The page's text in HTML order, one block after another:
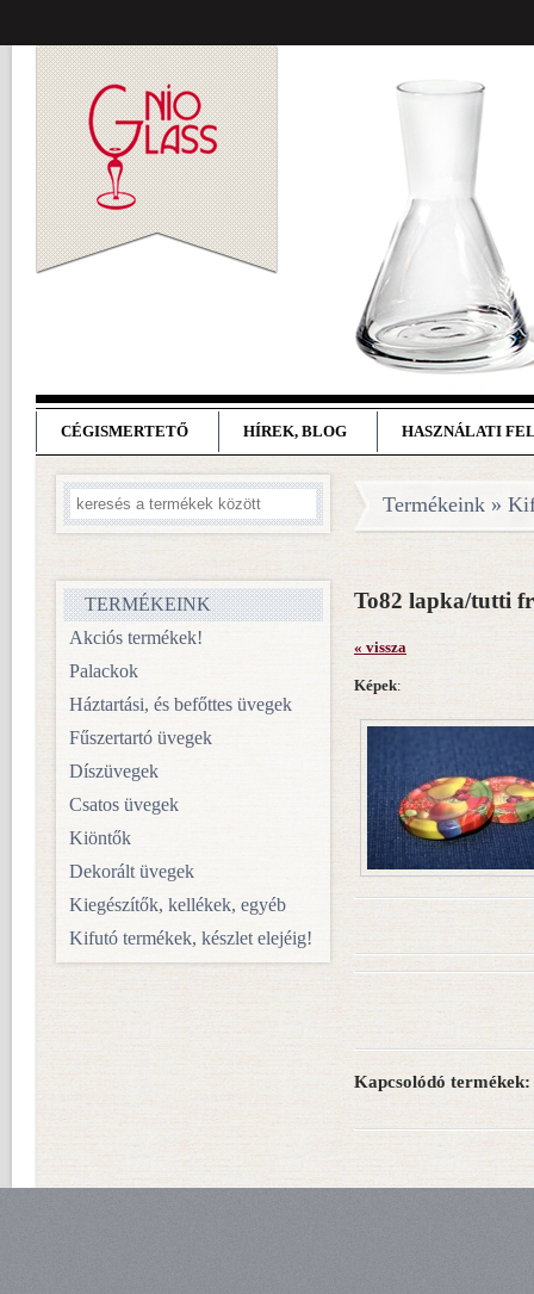
CÉGISMERTETŐ HÍREK, BLOG HASZNÁLATI
TERMÉKEINK
Akciós termékek!
Palackok
Háztartási, és befőttes üvegek
Fűszertartó üvegek
Díszüvegek
Csatos üvegek
Kiöntők
Dekorált üvegek
Kiegészítők, kellékek, egyéb
Kifutó termékek, készlet elejéig!
Termékeink »
To82 lapka/tutti
« vissza
Képek:
Kapcsolódó termékek: